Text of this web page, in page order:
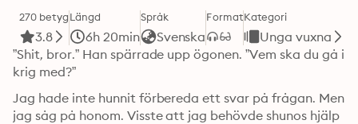
270 betyg
3.8
Längd
6h 20min
Språk
Svenska
FormatKategori
Unga vuxna
”Shit, bror.” Han spärrade upp ögonen. ”Vem ska du gå i
krig med?”
Jag hade inte hunnit förbereda ett svar på frågan. Men
jag såg på honom. Visste att jag behövde shunos hjälp